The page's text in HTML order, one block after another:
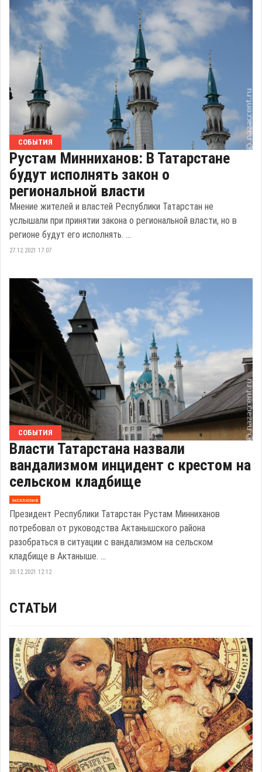
СОБЫТИЯ
Рустам Минниханов: В Татарстане
будут исполнять закон о
региональной власти
Мнение жителей и властей Республики Татарстан не
услышали при принятии закона о региональной власти, но в
регионе будут его исполнять. ...
27.12.2021 17:07
СОБЫТИЯ
Власти Татарстана назвали
вандализмом инцидент с крестом на
сельском кладбище
эксклюзив
Президент Республики Татарстан Рустам Минниханов
потребовал от руководства Актанышского района
разобраться в ситуации с вандализмом на сельском
кладбище в Актаныше. ...
20.12.2021 12:12
СТАТЬИ